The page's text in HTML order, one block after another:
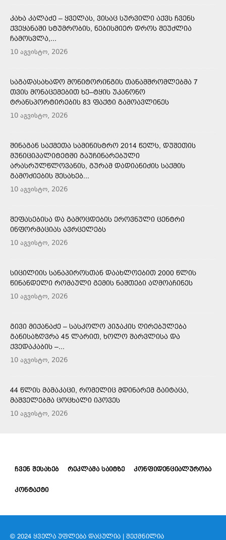
ᲙᲐᲮᲐ ᲙᲐᲚᲐᲫᲔ – ᲧᲕᲔᲚᲐᲡ, ᲕᲘᲡᲐᲪ ᲡᲣᲠᲕᲘᲚᲘ ᲐᲥᲕᲡ ᲩᲕᲔᲜᲡ
ᲥᲕᲔᲧᲐᲜᲐᲨᲘ ᲡᲢᲣᲛᲠᲝᲑᲘᲡ, ᲜᲔᲑᲘᲡᲛᲘᲔᲠ ᲓᲠᲝᲡ ᲨᲔᲣᲫᲚᲘᲐ
ᲩᲐᲛᲝᲡᲕᲚᲐ,...
10 აგვისტო, 2026
ᲡᲐᲒᲐᲓᲐᲡᲐᲮᲐᲓᲝ ᲛᲝᲜᲘᲢᲝᲠᲘᲜᲒᲘᲡ ᲗᲐᲜᲐᲛᲨᲠᲝᲛᲚᲔᲑᲛᲐ 7
ᲗᲕᲘᲡ ᲛᲝᲜᲐᲪᲔᲛᲔᲑᲘᲗ ᲮᲔ–ᲢᲧᲘᲡ ᲣᲙᲐᲜᲝᲜᲝ
ᲢᲠᲐᲜᲡᲞᲝᲠᲢᲘᲠᲔᲑᲘᲡ 83 ᲤᲐᲥᲢᲘ ᲒᲐᲛᲝᲐᲕᲚᲘᲜᲔᲡ
10 აგვისტო, 2026
ᲨᲘᲜᲐᲒᲐᲜ ᲡᲐᲥᲛᲔᲗᲐ ᲡᲐᲛᲘᲜᲘᲡᲢᲠᲝ 2014 ᲬᲔᲚᲡ, ᲓᲣᲨᲔᲗᲘᲡ
ᲛᲣᲜᲘᲪᲘᲞᲐᲚᲘᲢᲔᲢᲨᲘ ᲒᲐᲣᲩᲘᲜᲐᲠᲔᲑᲣᲚᲘ
ᲐᲠᲐᲡᲠᲣᲚᲬᲚᲝᲕᲐᲜᲘᲡ, ᲒᲣᲠᲐᲛ ᲓᲐᲓᲘᲐᲜᲘᲫᲘᲡ ᲡᲐᲥᲛᲘᲡ
ᲒᲐᲛᲝᲫᲘᲔᲑᲘᲡ ᲨᲔᲡᲐᲮᲔᲑ...
10 აგვისტო, 2026
ᲨᲔᲤᲐᲡᲔᲑᲘᲡᲐ ᲓᲐ ᲒᲐᲛᲝᲪᲓᲔᲑᲘᲡ ᲔᲠᲝᲕᲜᲣᲚᲘ ᲪᲔᲜᲢᲠᲘ
ᲘᲜᲤᲝᲠᲛᲐᲪᲘᲐᲡ ᲐᲕᲠᲪᲔᲚᲔᲑᲡ
10 აგვისტო, 2026
ᲡᲘᲪᲘᲚᲘᲘᲡ ᲡᲐᲜᲐᲞᲘᲠᲝᲡᲗᲐᲜ ᲓᲐᲐᲮᲚᲝᲔᲑᲘᲗ 2000 ᲬᲚᲘᲡ
ᲬᲘᲜᲐᲜᲓᲔᲚᲘ ᲠᲝᲛᲐᲣᲚᲘ ᲒᲔᲛᲘᲡ ᲜᲐᲨᲗᲔᲑᲘ ᲐᲦᲛᲝᲐᲩᲘᲜᲔᲡ
10 აგვისტო, 2026
ᲒᲘᲕᲘ ᲛᲘᲥᲐᲜᲐᲫᲔ – ᲡᲐᲡᲙᲝᲚᲝ ᲞᲘᲯᲐᲙᲘᲡ ᲦᲘᲠᲔᲑᲣᲚᲔᲑᲐ
ᲒᲐᲜᲘᲡᲐᲖᲦᲕᲠᲐ 45 ᲚᲐᲠᲘᲗ, ᲮᲝᲚᲝ ᲨᲐᲠᲕᲚᲘᲡᲐ ᲓᲐ
ᲥᲕᲔᲓᲐᲙᲐᲑᲘᲡ –...
10 აგვისტო, 2026
44 ᲬᲚᲘᲡ ᲛᲐᲛᲐᲙᲐᲪᲘ, ᲠᲝᲛᲔᲚᲘᲪ ᲛᲓᲘᲜᲐᲠᲔᲛ ᲒᲐᲘᲢᲐᲪᲐ,
ᲛᲐᲨᲕᲔᲚᲔᲑᲛᲐ ᲪᲝᲪᲮᲐᲚᲘ ᲘᲞᲝᲕᲔᲡ
10 აგვისტო, 2026
ᲩᲕᲔᲜ ᲨᲔᲡᲐᲮᲔᲑ ᲠᲔᲙᲚᲐᲛᲐ ᲡᲐᲘᲢᲖᲔ ᲙᲝᲜᲤᲘᲓᲔᲜᲪᲘᲐᲚᲣᲠᲝᲑᲐ
ᲙᲝᲜᲢᲐᲥᲢᲘ
© 2024 ᲧᲕᲔᲚᲐ ᲣᲤᲚᲔᲑᲐ ᲓᲐᲪᲣᲚᲘᲐ | ᲨᲔᲥᲛᲜᲘᲚᲘᲐ